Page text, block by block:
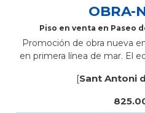
OBRA-
Piso en venta en Paseo
Promoción de obra nueva
en primera línea de mar. El
[Sant Antoni